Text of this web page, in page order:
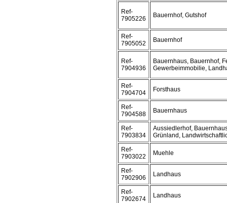
Ref-
7905226
Bauernhof, Gutshof
Ref-
7905052
Bauernhof
Ref-
7904936
Bauernhaus, Bauernhof,
Gewerbeimmobilie,
Ref-
7904704
Forsthaus
Ref-
7904588
Bauernhaus
Ref-
7903834
Aussiedlerhof,
Grünland,
Ref-
7903022
Muehle
Ref-
7902906
Landhaus
Ref-
7902674
Landhaus